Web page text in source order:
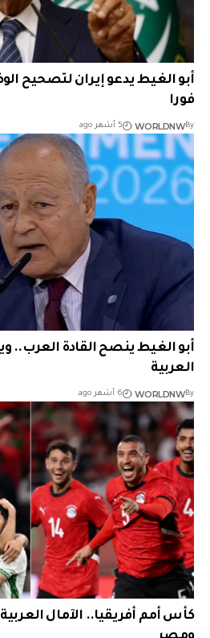
أبو الغيط يدعو إيران لتصحيح
فورا
By
WORLDNW 5 أشهر ago
أبو الغيط ينصح القادة العرب..
العربية
By
WORLDNW 6 أشهر ago
كأس أمم أفريقيا.. الآمال